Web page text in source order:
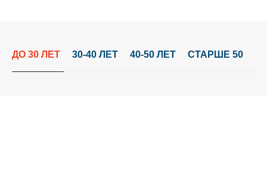
ДО 30 ЛЕТ 30-40 ЛЕТ 40-50 ЛЕТ СТАРШЕ 50